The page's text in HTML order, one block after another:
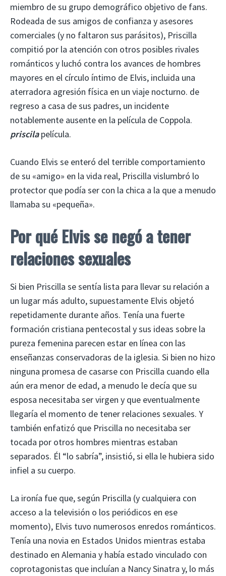
miembro de su grupo demográfico objetivo de fans.
Rodeada de sus amigos de confianza y asesores
comerciales (y no faltaron sus parásitos), Priscilla
compitió por la atención con otros posibles rivales
románticos y luchó contra los avances de hombres
mayores en el círculo íntimo de Elvis, incluida una
aterradora agresión física en un viaje nocturno. de
regreso a casa de sus padres, un incidente
notablemente ausente en la película de Coppola.
priscilapelícula.
Cuando Elvis se enteró del terrible comportamiento
de su «amigo» en la vida real, Priscilla vislumbró lo
protector que podía ser con la chica a la que a menudo
llamaba su «pequeña».
Por qué Elvis se negó a tener
relaciones sexuales
Si bien Priscilla se sentía lista para llevar su relación a
un lugar más adulto, supuestamente Elvis objetó
repetidamente durante años. Tenía una fuerte
formación cristiana pentecostal y sus ideas sobre la
pureza femenina parecen estar en línea con las
enseñanzas conservadoras de la iglesia. Si bien no hizo
ninguna promesa de casarse con Priscilla cuando ella
aún era menor de edad, a menudo le decía que su
esposa necesitaba ser virgen y que eventualmente
llegaría el momento de tener relaciones sexuales. Y
también enfatizó que Priscilla no necesitaba ser
tocada por otros hombres mientras estaban
separados. Él “lo sabría”, insistió, si ella le hubiera sido
infiel a su cuerpo.
La ironía fue que, según Priscilla (y cualquiera con
acceso a la televisión o los periódicos en ese
momento), Elvis tuvo numerosos enredos románticos.
Tenía una novia en Estados Unidos mientras estaba
destinado en Alemania y había estado vinculado con
coprotagonistas que incluían a Nancy Sinatra y, lo más